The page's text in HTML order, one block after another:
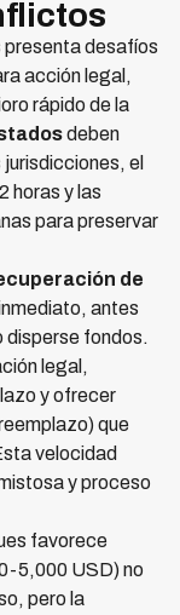
presenta desafíos
acción legal,
rápido de la
deben
el
horas y las
para preservar
de
antes
disperse fondos.
legal,
y ofrecer
que
velocidad
y proceso
favorece
5,000 USD) no
pero la